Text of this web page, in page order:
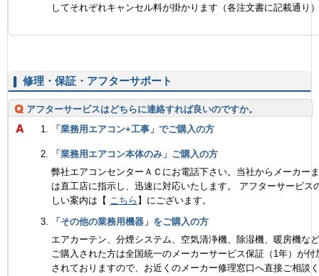
してそれぞれキャンセル料が掛かります（各注文書に記載通り
修理・保証・アフターサポート
アフターサービスはどちらに連絡すれば良いのですか。
「業務用エアコン+工事」でご購入の方
「業務用エアコン本体のみ」ご購入の方
弊社エアコンセンターＡＣにお電話下さい。当社からメーカー
は直工店に指示し、迅速に対応いたします。 アフターサービス
しい案内は【 こちら 】にございます。
「その他の業務用機器」をご購入の方
エアカーテン、分煙システム、空気清浄機、除湿機、暖房機な
ご購入された方は全国統一のメーカーサービス保証（1年）が付
されておりますので、お近くのメーカー修理窓口へ直接ご相談